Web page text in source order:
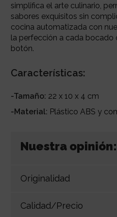
simplifica el arte culinario,
sabores exquisitos sin
cocina automatizada con
la perfección a cada bocado
botón.
Características:
-Tamaño: 22 x 10 x 4 cm
-Material: Plástico ABS y
Nuestra opinión:
Originalidad
Calidad/Precio